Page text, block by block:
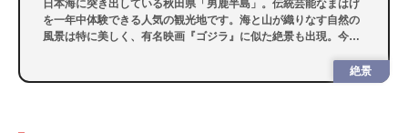
日本海に突き出している秋田県「男鹿半島」。伝統芸能なまはげ
を一年中体験できる人気の観光地です。海と山が織りなす自然の
風景は特に美しく、有名映画『ゴジラ』に似た絶景も出現。今回
絶景